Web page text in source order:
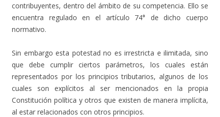
contribuyentes, dentro del ámbito de su competencia. Ello se
encuentra regulado en el artículo 74° de dicho cuerpo
normativo.
Sin embargo esta potestad no es irrestricta e ilimitada, sino
que debe cumplir ciertos parámetros, los cuales están
representados por los principios tributarios, algunos de los
cuales son explícitos al ser mencionados en la propia
Constitución política y otros que existen de manera implícita,
al estar relacionados con otros principios.